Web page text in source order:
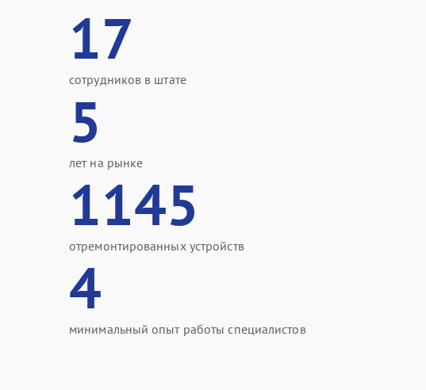
17
сотрудников в штате
5
лет на рынке
1145
отремонтированных устройств
4
минимальный опыт работы специалистов